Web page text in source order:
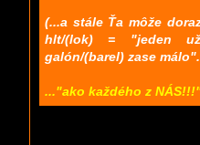
(...a stále Ťa môže
hlt/(lok) = "jeden
galón/(barel) zase
..."ako každého z